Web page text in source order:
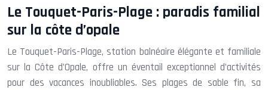
Le Touquet-Paris-Plage : paradis familial
sur la côte d’opale
Le Touquet-Paris-Plage, station balnéaire élégante et familiale
sur la Côte d’Opale, offre un éventail exceptionnel d’activités
pour des vacances inoubliables. Ses plages de sable fin, sa